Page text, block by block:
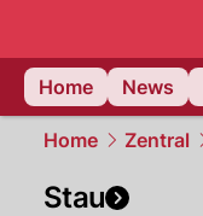
Home
News
Home Zentral
Stau